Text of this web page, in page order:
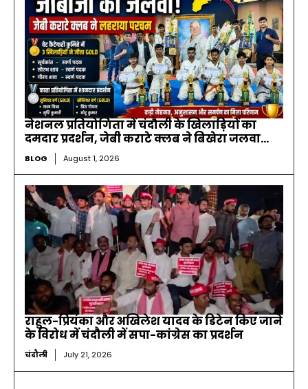
नेशनल प्रतियोगिता में चंदौली के खिलाड़ियों का
दमदार प्रदर्शन, जेबी कराटे क्लब ने बिखेरा जलवा…
BLOG August 1, 2026
राहुल-प्रियंका और अखिलेश यादव के डिटेन किए जाने
के विरोध में चंदौली में सपा-कांग्रेस का प्रदर्शन
चंदौली July 21, 2026